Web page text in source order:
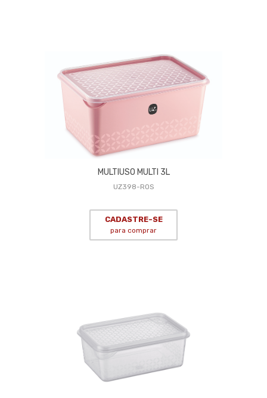
MULTIUSO MULTI 3L
UZ398-ROS
CADASTRE-SE
para comprar